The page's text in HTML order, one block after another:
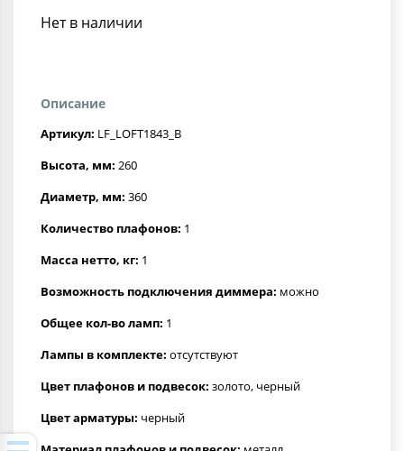
Нет в наличии
Описание
Артикул: LF_LOFT1843_B
Высота, мм: 260
Диаметр, мм: 360
Количество плафонов: 1
Масса нетто, кг: 1
Возможность подключения диммера: можно
Общее кол-во ламп: 1
Лампы в комплекте: отсутствуют
Цвет плафонов и подвесок: золото, черный
Цвет арматуры: черный